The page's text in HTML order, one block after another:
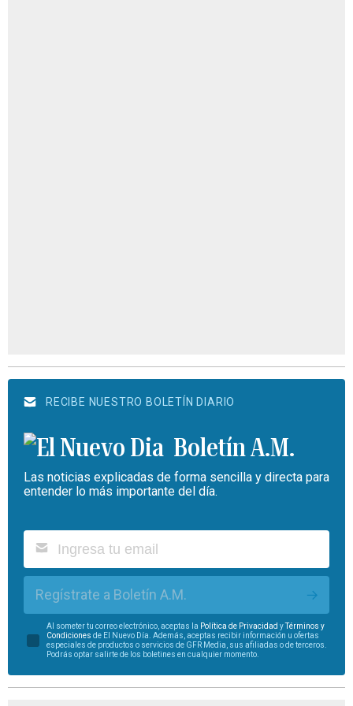
RECIBE NUESTRO BOLETÍN DIARIO
Boletín A.M.
Las noticias explicadas de forma sencilla y directa para
entender lo más importante del día.
Regístrate a Boletín A.M.
Al someter tu correo electrónico, aceptas la Política de Privacidad yTérminos y
Condiciones de El Nuevo Día. Además, aceptas recibir información u ofertas
especiales de productos o servicios de GFR Media, sus afiliadas o de terceros.
Podrás optar salirte de los boletines en cualquier momento.